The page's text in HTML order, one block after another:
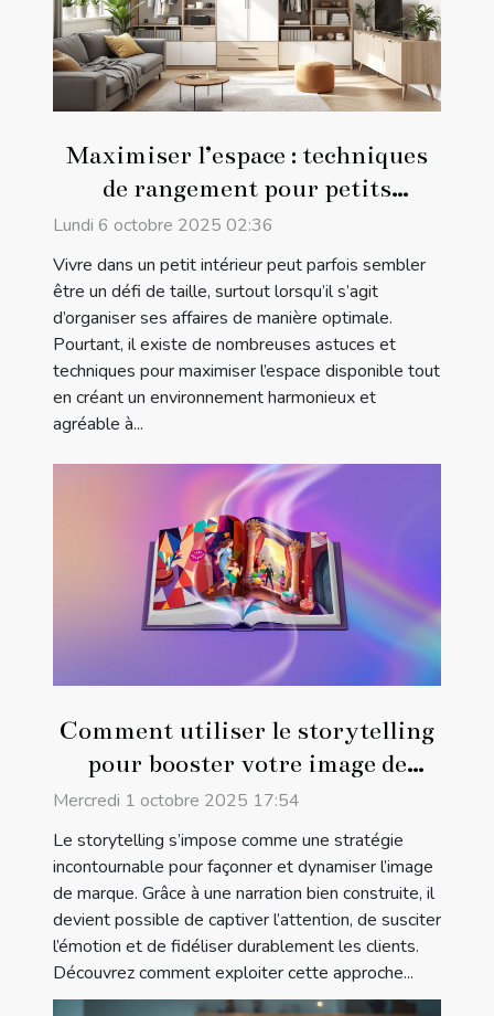
Maximiser l’espace : techniques
de rangement pour petits
intérieurs
Lundi 6 octobre 2025 02:36
Vivre dans un petit intérieur peut parfois sembler
être un défi de taille, surtout lorsqu’il s’agit
d’organiser ses affaires de manière optimale.
Pourtant, il existe de nombreuses astuces et
techniques pour maximiser l’espace disponible tout
en créant un environnement harmonieux et
agréable à...
Comment utiliser le storytelling
pour booster votre image de
marque ?
Mercredi 1 octobre 2025 17:54
Le storytelling s’impose comme une stratégie
incontournable pour façonner et dynamiser l’image
de marque. Grâce à une narration bien construite, il
devient possible de captiver l’attention, de susciter
l’émotion et de fidéliser durablement les clients.
Découvrez comment exploiter cette approche...